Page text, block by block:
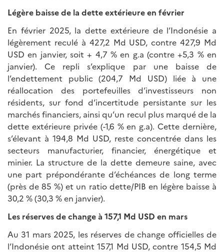
Légère baisse de la dette extérieure en février
En février 2025, la dette extérieure de l’Indonésie a
légèrement reculé à 427,2 Md USD, contre 427,9 Md
USD en janvier, soit + 4,7 % en g.a (contre +5,3 % en
janvier). Ce repli s’explique par une baisse de
l’endettement public (204,7 Md USD) liée à une
réallocation des portefeuilles d’investisseurs non
résidents, sur fond d’incertitude persistante sur les
marchés financiers, ainsi qu’un recul plus marqué de la
dette extérieure privée (-1,6 % en g.a). Cette dernière,
s’élevant à 194,8 Md USD, reste concentrée dans les
secteurs manufacturier, financier, énergétique et
minier. La structure de la dette demeure saine, avec
une part prépondérante d’échéances de long terme
(près de 85 %) et un ratio dette/PIB en légère baisse à
30,2 % (30,3 % en janvier).
Les réserves de change à 157,1 Md USD en mars
Au 31 mars 2025, les réserves de change officielles de
l’Indonésie ont atteint 157,1 Md USD, contre 154,5 Md